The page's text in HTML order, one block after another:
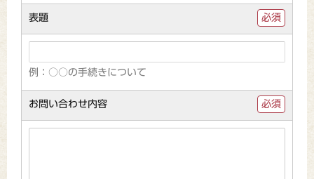
表題 必須
例：○○の手続きについて
お問い合わせ内容 必須